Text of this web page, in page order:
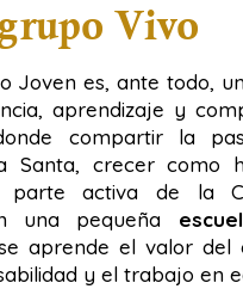
Vivo
Joven es, ante todo,
aprendizaje y
compartir la
Santa, crecer como
parte activa de la
una pequeña
aprende el valor del
y el trabajo en